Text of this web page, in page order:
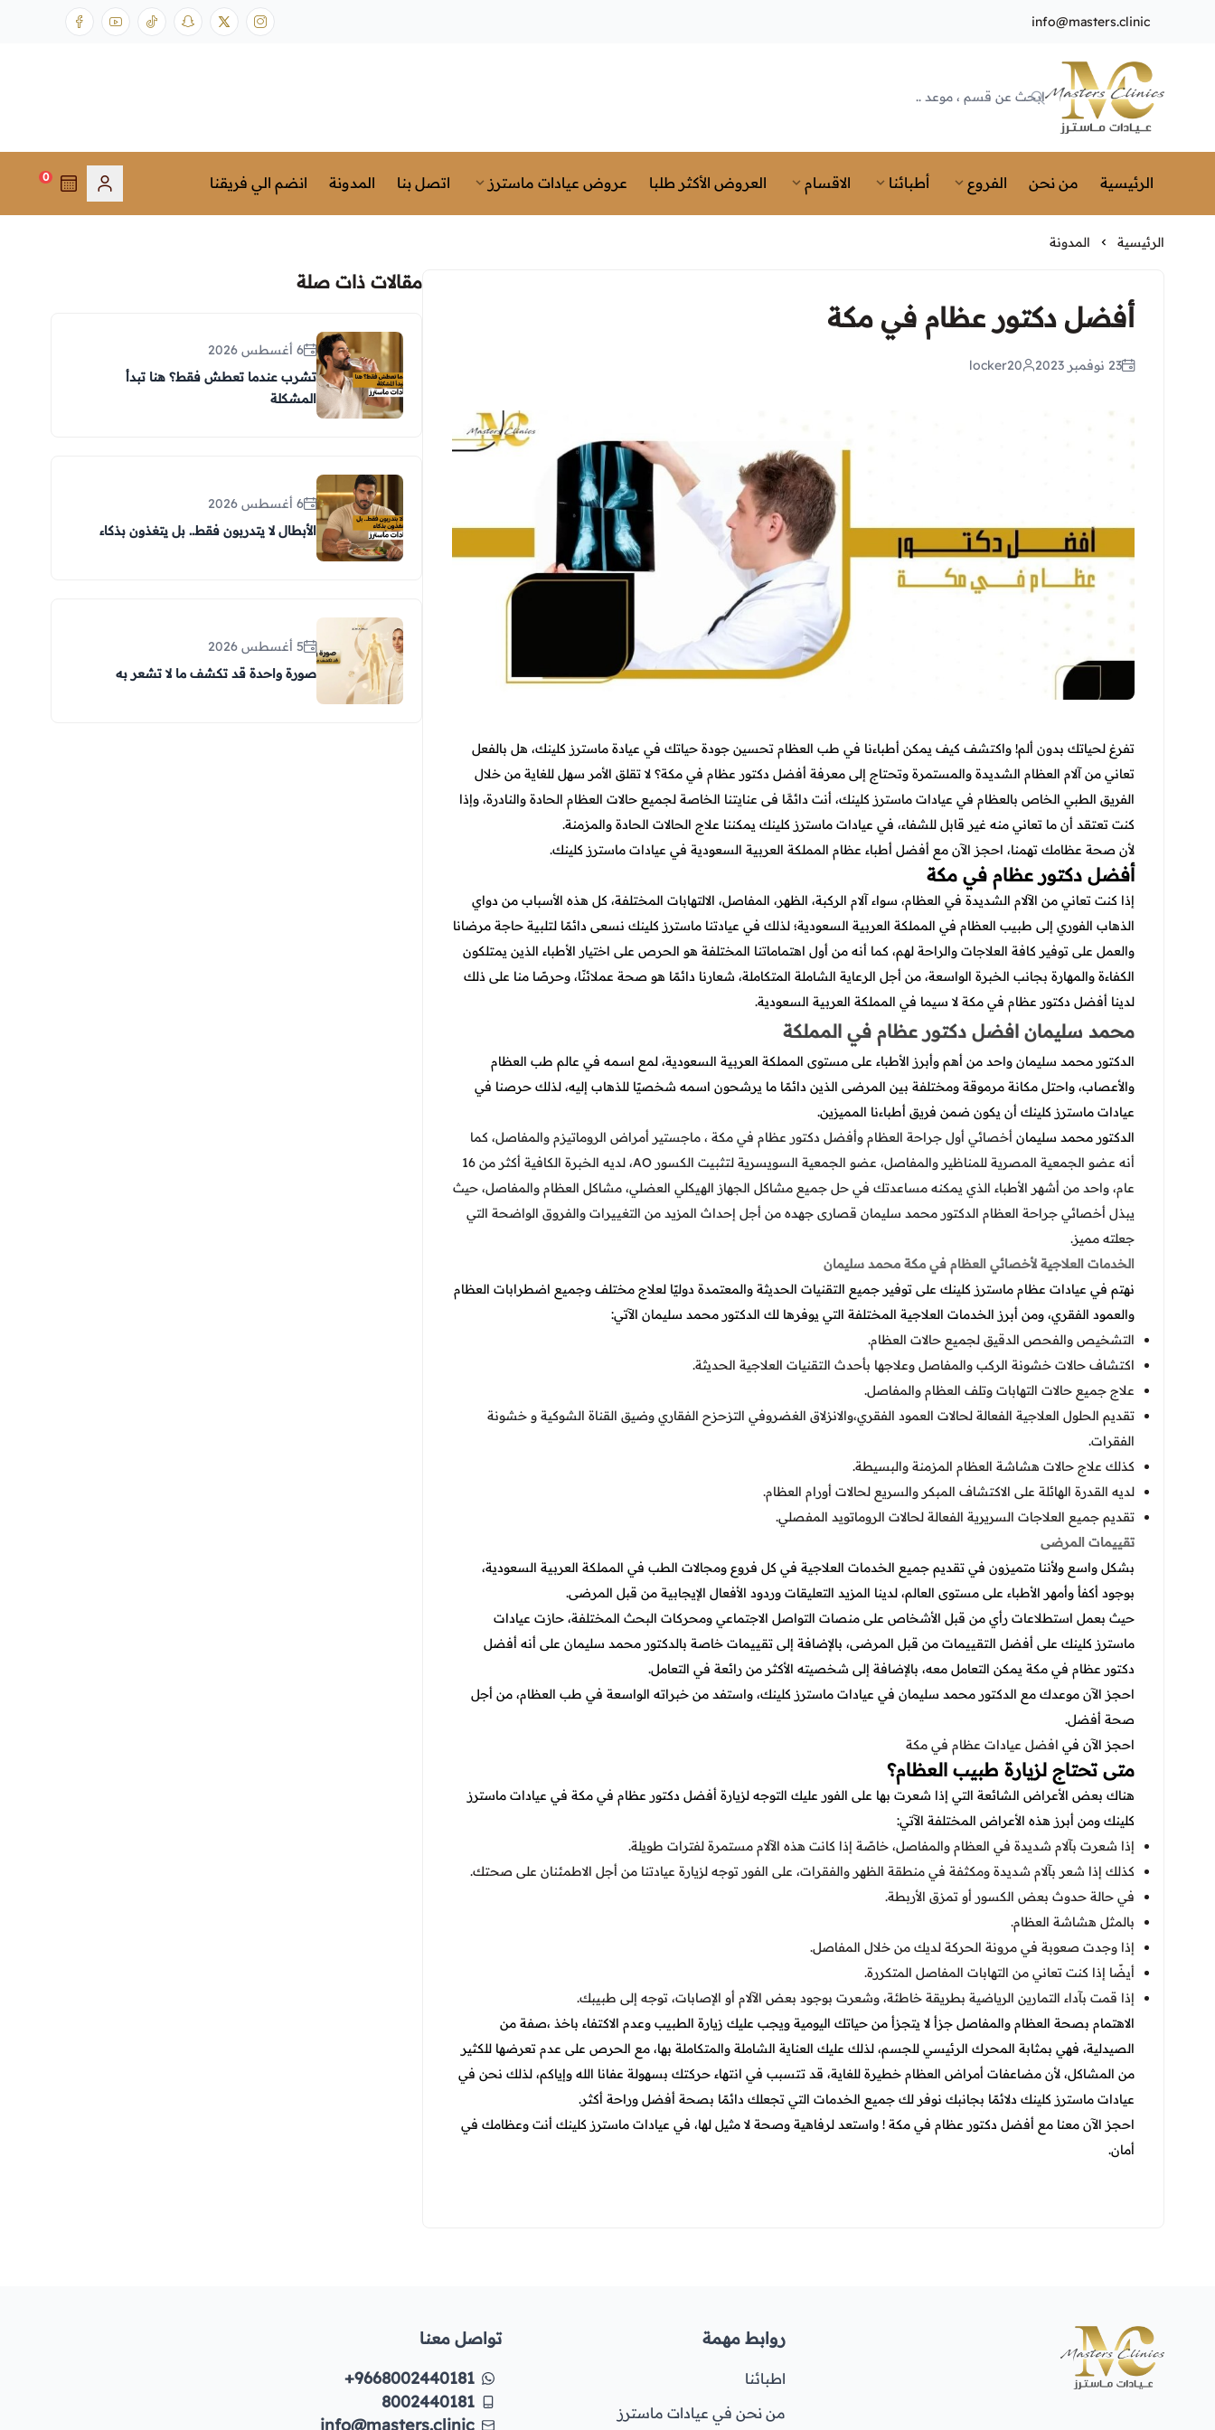
info@masters.clinic
Masters Clinics
الرئيسية من نحن الفروع أطبائنا الاقسام العروض الأكثر طلبا عروض عيادات ماسترز اتصل بنا المدونة انضم الي فريقنا 0
الرئيسية المدونة
أفضل دكتور عظام في مكة
23 نوفمبر 2023 locker20
تفرغ لحياتك بدون ألم! واكتشف كيف يمكن أطباءنا في طب العظام تحسين جودة حياتك في عيادة ماسترز كلينك، هل بالفعل
تعاني من آلام العظام الشديدة والمستمرة وتحتاج إلى معرفة أفضل دكتور عظام في مكة؟ لا تقلق الأمر سهل للغاية من خلال
الفريق الطبي الخاص بالعظام في عيادات ماسترز كلينك، أنت دائمًَا فى عنايتنا الخاصة لجميع حالات العظام الحادة والنادرة، وإذا
كنت تعتقد أن ما تعاني منه غير قابل للشفاء، في عيادات ماسترز كلينك يمكننا علاج الحالات الحادة والمزمنة.
لأن صحة عظامك تهمنا، احجز الآن مع أفضل أطباء عظام المملكة العربية السعودية في عيادات ماسترز كلينك.
أفضل دكتور عظام في مكة
إذا كنت تعاني من الآلام الشديدة في العظام، سواء آلام الركبة، الظهر، المفاصل، الالتهابات المختلفة، كل هذه الأسباب من دواي
الذهاب الفوري إلى طبيب العظام في المملكة العربية السعودية؛ لذلك في عيادتنا ماسترز كلينك نسعى دائمًا لتلبية حاجة مرضانا
والعمل على توفير كافة العلاجات والراحة لهم، كما أنه من أول اهتماماتنا المختلفة هو الحرص على اختيار الأطباء الذين يمتلكون
الكفاءة والمهارة بجانب الخبرة الواسعة، من أجل الرعاية الشاملة المتكاملة، شعارنا دائمًا هو صحة عملائنًا، وحرصًا منا على ذلك
لدينا أفضل دكتور عظام في مكة لا سيما في المملكة العربية السعودية.
محمد سليمان افضل دكتور عظام في المملكة
الدكتور محمد سليمان واحد من أهم وأبرز الأطباء على مستوى المملكة العربية السعودية، لمع اسمه في عالم طب العظام
والأعصاب، واحتل مكانة مرموقة ومختلفة بين المرضى الذين دائمًا ما يرشحون اسمه شخصيًا للذهاب إليه، لذلك حرصنا في
عيادات ماسترز كلينك أن يكون ضمن فريق أطباءنا المميزين.
الدكتور محمد سليمان أخصائي أول جراحة العظام وأفضل دكتور عظام في مكة ، ماجستير أمراض الروماتيزم والمفاصل، كما
أنه عضو الجمعية المصرية للمناظير والمفاصل، عضو الجمعية السويسرية لتثبيت الكسور AO، لديه الخبرة الكافية أكثر من 16
عام، واحد من أشهر الأطباء الذي يمكنه مساعدتك في حل جميع مشاكل الجهاز الهيكلي العضلي، مشاكل العظام والمفاصل، حيث
يبذل أخصائي جراحة العظام الدكتور محمد سليمان قصارى جهده من أجل إحداث المزيد من التغييرات والفروق الواضحة التي
جعلته مميز.
الخدمات العلاجية لأخصائي العظام في مكة محمد سليمان
نهتم في عيادات عظام ماسترز كلينك على توفير جميع التقنيات الحديثة والمعتمدة دوليًا لعلاج مختلف وجميع اضطرابات العظام
والعمود الفقري، ومن أبرز الخدمات العلاجية المختلفة التي يوفرها لك الدكتور محمد سليمان الآتي:
التشخيص والفحص الدقيق لجميع حالات العظام.
اكتشاف حالات خشونة الركب والمفاصل وعلاجها بأحدث التقنيات العلاجية الحديثة.
علاج جميع حالات التهابات وتلف العظام والمفاصل.
تقديم الحلول العلاجية الفعالة لحالات العمود الفقري،والانزلاق الغضروفي التزحزح الفقاري وضيق القناة الشوكية و خشونة
الفقرات.
كذلك علاج حالات هشاشة العظام المزمنة والبسيطة.
لديه القدرة الهائلة على الاكتشاف المبكر والسريع لحالات أورام العظام.
تقديم جميع العلاجات السريرية الفعالة لحالات الروماتويد المفصلي.
تقييمات المرضى
بشكل واسع ولأننا متميزون في تقديم جميع الخدمات العلاجية في كل فروع ومجالات الطب في المملكة العربية السعودية،
بوجود أكفأ وأمهر الأطباء على مستوى العالم، لدينا المزيد التعليقات وردود الأفعال الإيجابية من قبل المرضى.
حيث بعمل استطلاعات رأي من قبل الأشخاص على منصات التواصل الاجتماعي ومحركات البحث المختلفة، حازت عيادات
ماسترز كلينك على أفضل التقييمات من قبل المرضى، بالإضافة إلى تقييمات خاصة بالدكتور محمد سليمان على أنه أفضل
دكتور عظام في مكة يمكن التعامل معه، بالإضافة إلى شخصيته الأكثر من رائعة في التعامل.
احجز الآن موعدك مع الدكتور محمد سليمان في عيادات ماسترز كلينك، واستفد من خبراته الواسعة في طب العظام، من أجل
صحة أفضل.
احجز الآن في افضل عيادات عظام في مكة
متى تحتاج لزيارة طبيب العظام؟
هناك بعض الأعراض الشائعة التي إذا شعرت بها على الفور عليك التوجه لزيارة أفضل دكتور عظام في مكة في عيادات ماسترز
كلينك ومن أبرز هذه الأعراض المختلفة الآتي:
إذا شعرت بآلام شديدة في العظام والمفاصل، خاصًة إذا كانت هذه الآلام مستمرة لفترات طويلة.
كذلك إذا شعر بآلام شديدة ومكثفة في منطقة الظهر والفقرات، على الفور توجه لزيارة عيادتنا من أجل الاطمئنان على صحتك.
في حالة حدوث بعض الكسور أو تمزق الأربطة.
بالمثل هشاشة العظام.
إذا وجدت صعوبة في مرونة الحركة لديك من خلال المفاصل.
أيضًا إذا كنت تعاني من التهابات المفاصل المتكررة.
إذا قمت بآداء التمارين الرياضية بطريقة خاطئة، وشعرت بوجود بعض الآلام أو الإصابات، توجه إلى طبيبك.
الاهتمام بصحة العظام والمفاصل جزأ لا يتجزأ من حياتك اليومية ويجب عليك زيارة الطبيب وعدم الاكتفاء باخذ ،صفة من
الصيدلية، فهي بمثابة المحرك الرئيسي للجسم، لذلك عليك العناية الشاملة والمتكاملة بها، مع الحرص على عدم تعرضها للكثير
من المشاكل، لأن مضاعفات أمراض العظام خطيرة للغاية، قد تتسبب في انتهاء حركتك بسهولة عفانا الله وإياكم، لذلك نحن في
عيادات ماسترز كلينك دلائمًا بجانبك نوفر لك جميع الخدمات التي تجعلك دائمًا بصحة أفضل وراحة أكثر.
احجز الآن معنا مع أفضل دكتور عظام في مكة ! واستعد لرفاهية وصحة لا مثيل لها، في عيادات ماسترز كلينك أنت وعظامك في
أمان.
مقالات ذات صلة
6 أغسطس 2026
تشرب عندما تعطش فقط؟ هنا تبدأ
المشكلة
6 أغسطس 2026
الأبطال لا يتدربون فقط.. بل يتغذون بذكاء
5 أغسطس 2026
صورة واحدة قد تكشف ما لا تشعر به
روابط مهمة
اطبائنا
من نحن في عيادات ماسترز
تواصل معنا
+9668002440181
8002440181
info@masters.clinic